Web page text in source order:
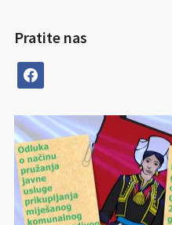
Pratite nas
facebook